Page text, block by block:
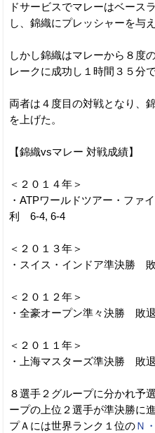
ドサービスでマレーはベース
し、錦織にプレッシャーを与
しかし錦織はマレーから８度
レークに成功し１時間３５分
両者は４度目の対戦となり、
を上げた。
【錦織vsマレー 対戦成績】
＜２０１４年＞
・ATPワールドツアー・フ
利 6-4, 6-4
＜２０１３年＞
・スイス・インドア準決勝
＜２０１２年＞
・全豪オープン準々決勝 敗
＜２０１１年＞
・上海マスターズ準決勝 敗
８選手２グループに分かれ予
ープの上位２選手が準決勝に
プＡには世界ランク１位のＮ